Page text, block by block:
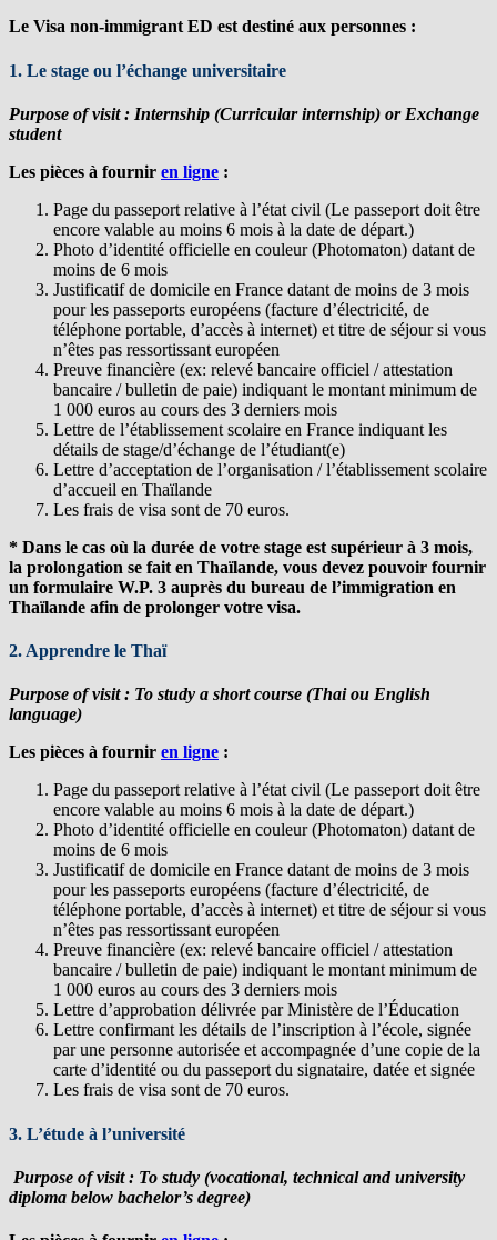
Le Visa non-immigrant ED est destiné aux personnes :
1. Le stage ou l’échange universitaire
Purpose of visit : Internship (Curricular internship) or Exchange
student
Les pièces à fournir en ligne :
Page du passeport relative à l’état civil (Le passeport doit être
encore valable au moins 6 mois à la date de départ.)
Photo d’identité officielle en couleur (Photomaton) datant de
moins de 6 mois
Justificatif de domicile en France datant de moins de 3 mois
pour les passeports européens (facture d’électricité, de
téléphone portable, d’accès à internet) et titre de séjour si vous
n’êtes pas ressortissant européen
Preuve financière (ex: relevé bancaire officiel / attestation
bancaire / bulletin de paie) indiquant le montant minimum de
1 000 euros au cours des 3 derniers mois
Lettre de l’établissement scolaire en France indiquant les
détails de stage/d’échange de l’étudiant(e)
Lettre d’acceptation de l’organisation / l’établissement scolaire
d’accueil en Thaïlande
Les frais de visa sont de 70 euros.
* Dans le cas où la durée de votre stage est supérieur à 3 mois,
la prolongation se fait en Thaïlande, vous devez pouvoir fournir
un formulaire W.P. 3 auprès du bureau de l’immigration en
Thaïlande afin de prolonger votre visa.
2. Apprendre le Thaï
Purpose of visit : To study a short course (Thai ou English
language)
Les pièces à fournir en ligne :
Page du passeport relative à l’état civil (Le passeport doit être
encore valable au moins 6 mois à la date de départ.)
Photo d’identité officielle en couleur (Photomaton) datant de
moins de 6 mois
Justificatif de domicile en France datant de moins de 3 mois
pour les passeports européens (facture d’électricité, de
téléphone portable, d’accès à internet) et titre de séjour si vous
n’êtes pas ressortissant européen
Preuve financière (ex: relevé bancaire officiel / attestation
bancaire / bulletin de paie) indiquant le montant minimum de
1 000 euros au cours des 3 derniers mois
Lettre d’approbation délivrée par Ministère de l’Éducation
Lettre confirmant les détails de l’inscription à l’école, signée
par une personne autorisée et accompagnée d’une copie de la
carte d’identité ou du passeport du signataire, datée et signée
Les frais de visa sont de 70 euros.
3. L’étude à l’université
Purpose of visit : To study (vocational, technical and university
diploma below bachelor’s degree)